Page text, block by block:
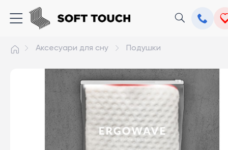
Аксесуари для сну Подушки